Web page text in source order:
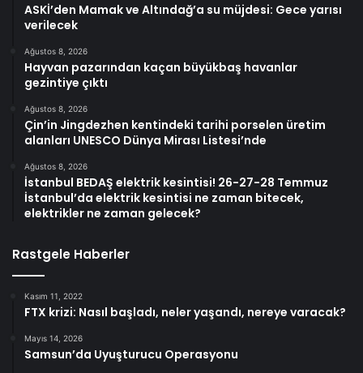
ASKİ’den Mamak ve Altındağ’a su müjdesi: Gece yarısı
verilecek
Ağustos 8, 2026
Hayvan pazarından kaçan büyükbaş havanlar
gezintiye çıktı
Ağustos 8, 2026
Çin’in Jingdezhen kentindeki tarihi porselen üretim
alanları UNESCO Dünya Mirası Listesi’nde
Ağustos 8, 2026
İstanbul BEDAŞ elektrik kesintisi! 26-27-28 Temmuz
İstanbul’da elektrik kesintisi ne zaman bitecek,
elektrikler ne zaman gelecek?
Rastgele Haberler
Kasım 11, 2022
FTX krizi: Nasıl başladı, neler yaşandı, nereye varacak?
Mayıs 14, 2026
Samsun’da Uyuşturucu Operasyonu